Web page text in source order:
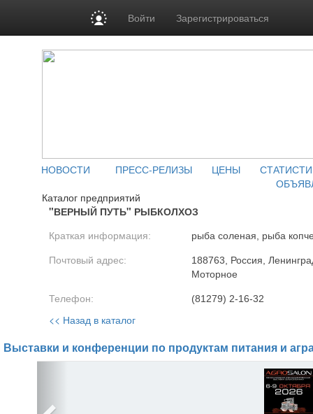
Войти Зарегистрироваться
НОВОСТИ ПРЕСС-РЕЛИЗЫ ЦЕНЫ
Каталог предприятий
"ВЕРНЫЙ ПУТЬ" РЫБКОЛХОЗ
Краткая информация: рыба соленая, рыба
Почтовый адрес:
188763, Россия,
Моторное
Телефон: (81279) 2-16-32
<< Назад в каталог
Выставки и конференции по продуктам питания и